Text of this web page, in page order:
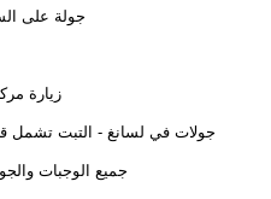
جولة على
زيارة
جولات في لسانغ - التبت تشمل
جميع الوجبات